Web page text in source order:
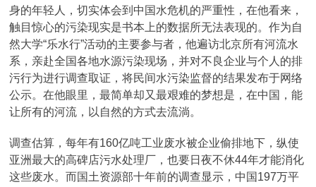
身的年轻人，切实体会到中国水危机的严重性，在他看来，
触目惊心的污染现实是书本上的数据所无法表现的。作为自
然大学“乐水行”活动的主要参与者，他遍访北京所有河流水
系，亲赴全国各地水源污染现场，并对不良企业与个人的排
污行为进行调查取证，将民间水污染监督的结果发布于网络
公示。在他眼里，最简单却又最艰难的梦想是，在中国，能
让所有的河流，以自然的方式去流淌。
调查估算，每年有160亿吨工业废水被企业偷排地下，纵使
亚洲最大的高碑店污水处理厂，也要日夜不休44年才能消化
这些废水。而国土资源部十年前的调查显示，中国197万平